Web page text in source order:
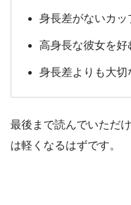
身長差がないカッ
高身長な彼女を好
身長差よりも大切
最後まで読んでいただ
は軽くなるはずです。